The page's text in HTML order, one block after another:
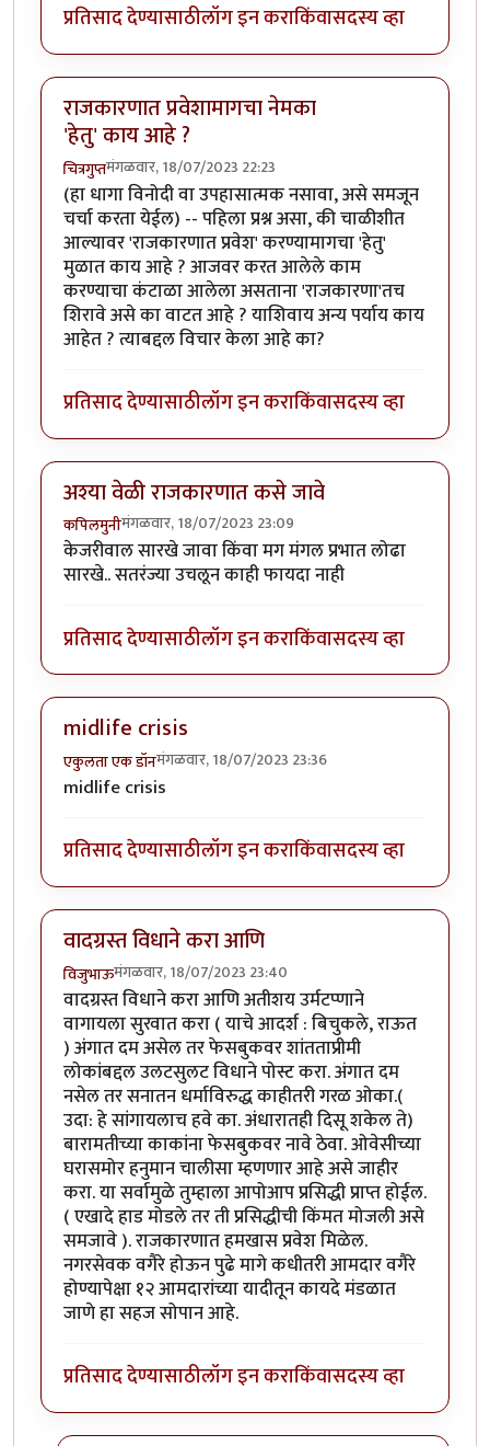
प्रतिसाद देण्यासाठीलॉग इन कराकिंवासदस्य व्हा
राजकारणात प्रवेशामागचा नेमका
'हेतु' काय आहे ?
चित्रगुप्तमंगळवार, 18/07/2023 22:23
(हा धागा विनोदी वा उपहासात्मक नसावा, असे समजून
चर्चा करता येईल) -- पहिला प्रश्न असा, की चाळीशीत
आल्यावर 'राजकारणात प्रवेश' करण्यामागचा 'हेतु'
मुळात काय आहे ? आजवर करत आलेले काम
करण्याचा कंटाळा आलेला असताना 'राजकारणा'तच
शिरावे असे का वाटत आहे ? याशिवाय अन्य पर्याय काय
आहेत ? त्याबद्दल विचार केला आहे का?
प्रतिसाद देण्यासाठीलॉग इन कराकिंवासदस्य व्हा
अश्या वेळी राजकारणात कसे जावे
कपिलमुनीमंगळवार, 18/07/2023 23:09
केजरीवाल सारखे जावा किंवा मग मंगल प्रभात लोढा
सारखे.. सतरंज्या उचलून काही फायदा नाही
प्रतिसाद देण्यासाठीलॉग इन कराकिंवासदस्य व्हा
midlife crisis
एकुलता एक डॉनमंगळवार, 18/07/2023 23:36
midlife crisis
प्रतिसाद देण्यासाठीलॉग इन कराकिंवासदस्य व्हा
वादग्रस्त विधाने करा आणि
विजुभाऊमंगळवार, 18/07/2023 23:40
वादग्रस्त विधाने करा आणि अतीशय उर्मटप्णाने
वागायला सुरवात करा ( याचे आदर्श : बिचुकले, राऊत
) अंगात दम असेल तर फेसबुकवर शांतताप्रीमी
लोकांबद्दल उलटसुलट विधाने पोस्ट करा. अंगात दम
नसेल तर सनातन धर्माविरुद्ध काहीतरी गरळ ओका.(
उदा: हे सांगायलाच हवे का. अंधारातही दिसू शकेल ते)
बारामतीच्या काकांना फेसबुकवर नावे ठेवा. ओवेसीच्या
घरासमोर हनुमान चालीसा म्हणणार आहे असे जाहीर
करा. या सर्वामुळे तुम्हाला आपोआप प्रसिद्धी प्राप्त होईल.
( एखादे हाड मोडले तर ती प्रसिद्धीची किंमत मोजली असे
समजावे ). राजकारणात हमखास प्रवेश मिळेल.
नगरसेवक वगैरे होऊन पुढे मागे कधीतरी आमदार वगैरे
होण्यापेक्षा १२ आमदारांच्या यादीतून कायदे मंडळात
जाणे हा सहज सोपान आहे.
प्रतिसाद देण्यासाठीलॉग इन कराकिंवासदस्य व्हा